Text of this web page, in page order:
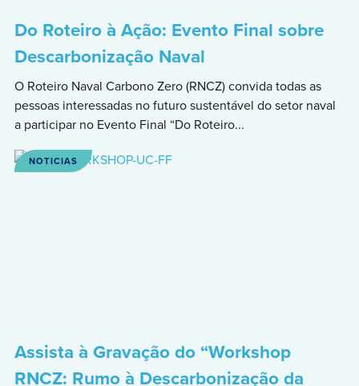
Do Roteiro à Ação: Evento Final sobre
Descarbonização Naval
O Roteiro Naval Carbono Zero (RNCZ) convida todas as
pessoas interessadas no futuro sustentável do setor naval
a participar no Evento Final “Do Roteiro...
NOTICIAS
Assista à Gravação do “Workshop
RNCZ: Rumo à Descarbonização da